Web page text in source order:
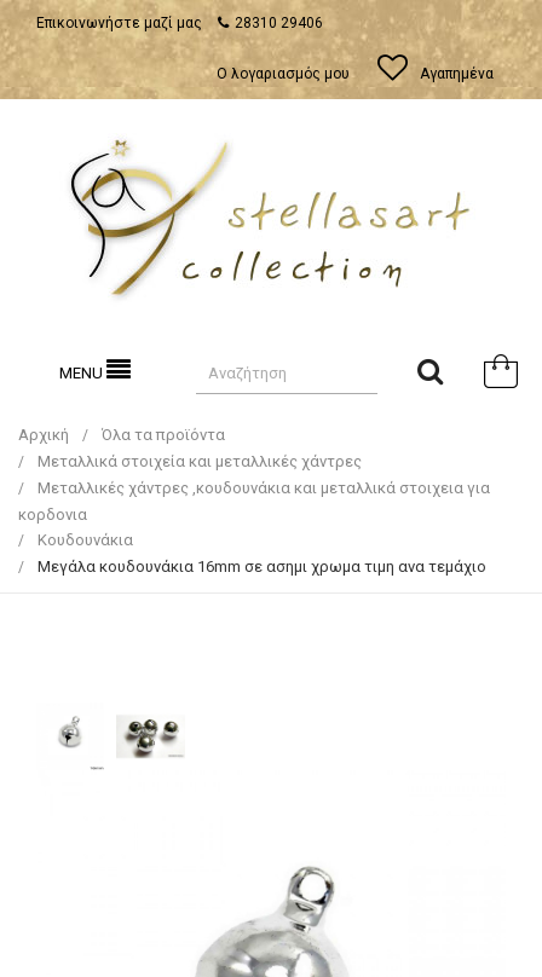
Επικοινωνήστε μαζί μας 28310 29406
Ο λογαριασμός μου Αγαπημένα
MENU
Αρχική
Όλα τα προϊόντα
Μεταλλικά στοιχεία και μεταλλικές χάντρες
Μεταλλικές χάντρες ,κουδουνάκια και μεταλλικά στοιχεια για
κορδονια
Κουδουνάκια
Μεγάλα κουδουνάκια 16mm σε ασημι χρωμα τιμη ανα τεμάχιο